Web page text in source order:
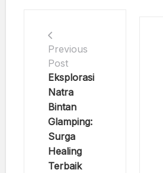
Previous
Post
Eksplorasi
Natra
Bintan
Glamping:
Surga
Healing
Terbaik